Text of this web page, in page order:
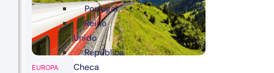
EUROPA
Portugal
Reino
Unido
República
Checa